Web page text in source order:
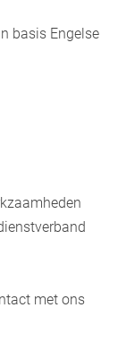
basis Engelse
met ons